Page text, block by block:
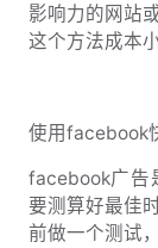
影响力的网站
这个方法成本
使用facebook
facebook广告
要测算好最佳
前做一个测试